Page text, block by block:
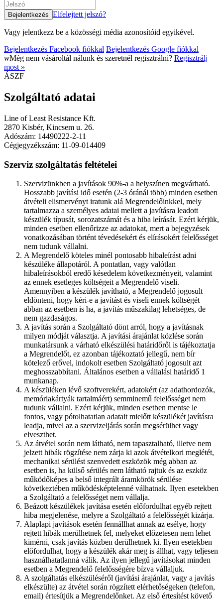
Elfelejtett jelszó?
Vagy jelentkezz be a közösségi média azonosítóid egyikével.
Bejelentkezés Facebook fiókkal Bejelentkezés Google fiókkal
wMég nem vásároltál nálunk és szeretnél regisztrálni? Regisztrálj
most »
ÁSZF
Szolgáltató adatai
Line of Least Resistance Kft.
2870 Kisbér, Kincsem u. 26.
Adószám: 14490222-2-11
Cégjegyzékszám: 11-09-014409
Szerviz szolgáltatás feltételei
Szervizünkben a javítások 90%-a a helyszínen megvárható.
Hosszabb javítási idő esetén (2-3 óránál több) minden esetben
átvételi elismervényt iratunk alá Megrendelőinkkel, mely
tartalmazza a személyes adatai mellett a javításra leadott
készülék típusát, sorozatszámát és a hiba leírását. Ezért kérjük,
minden esetben ellenőrizze az adatokat, mert a bejegyzések
vonatkozásában történt tévedésekért és elírásokért felelősséget
nem tudunk vállalni.
A Megrendelő köteles minél pontosabb hibaleírást adni
készüléke állapotáról. A pontatlan, vagy valótlan
hibaleírásokból eredő késedelem következményeit, valamint
az ennek esetleges költségeit a Megrendelő viseli.
Amennyiben a készülék javítható, a Megrendelő jogosult
eldönteni, hogy kéri-e a javítást és viseli ennek költségét
abban az esetben is ha, a javítás műszakilag lehetséges, de
nem gazdaságos.
A javítás során a Szolgáltató dönt arról, hogy a javításnak
milyen módját választja. A javítási árajánlat közlése során
munkatársunk a várható elkészülési határidőről is tájékoztatja
a Megrendelőt, ez azonban tájékoztató jellegű, nem bír
kötelező erővel, indokolt esetben Szolgáltató jogosult azt
meghosszabbítani. Általános esetben a vállalási határidő 1
munkanap.
A készüléken lévő szoftverekért, adatokért (az adathordozók,
memóriakártyák tartalmáért) semminemű felelősséget nem
tudunk vállalni. Ezért kérjük, minden esetben mentse le
fontos, vagy pótolhatatlan adatait mielőtt készülékét javításra
leadja, mivel az a szervizeljárás során megsérülhet vagy
elveszthet.
Az átvétel során nem látható, nem tapasztalható, illetve nem
jelzett hibák rögzítése nem zárja ki azok átvételkori meglétét,
mechanikai sérülést szenvedett eszközök még abban az
esetben is, ha külső sérülés nem látható rajtuk és az eszköz
működőképes a belső integrált áramkörök sérülése
következtében működésképtelenné válhatnak. Ilyen esetekben
a Szolgáltató a felelősséget nem vállalja.
Beázott készülékek javítása esetén előfordulhat egyéb rejtett
hiba megjelenése, melyre a Szolgáltató a felelősségét kizárja.
Alaplapi javítások esetén fennállhat annak az esélye, hogy
rejtett hibák merülhetnek fel, melyeket előzetesen nem lehet
kimérni, csak javítás közben derülhetnek ki. Ilyen esetekben
előfordulhat, hogy a készülék akár meg is állhat, vagy teljesen
használhatatlanná válik. Az ilyen jellegű javításokat minden
esetben a Megrendelő felelősségére bízva vállaljuk.
A szolgáltatás elkészüléséről (javítási árajánlat, vagy a javítás
elkészülte) az átvétel során rögzített elérhetőségeken (telefon,
email) értesítjük a Megrendelőnket. Az első értesítést követő